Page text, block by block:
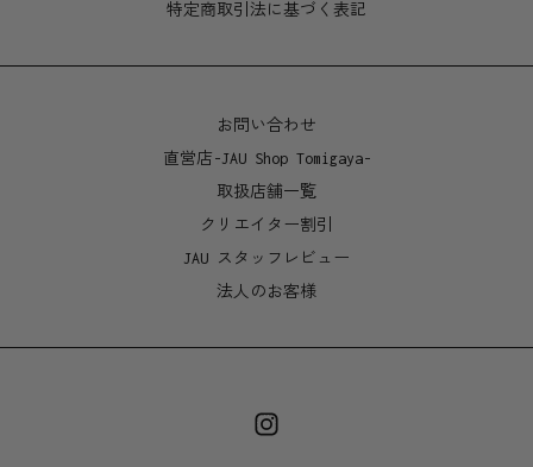
特定商取引法に基づく表記
お問い合わせ
直営店-JAU Shop Tomigaya-
取扱店舗一覧
クリエイター割引
JAU スタッフレビュー
法人のお客様